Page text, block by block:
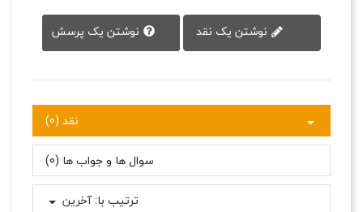
نوشتن یک پرسش
نقد (0)
سوال ها و جواب ها (0)
ترتیب با:آخرین